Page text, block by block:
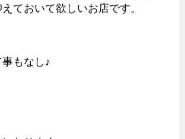
ておいて欲しいお店です。
もなし♪